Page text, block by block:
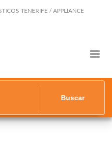
TENERIFE / APPLIANCE
Buscar